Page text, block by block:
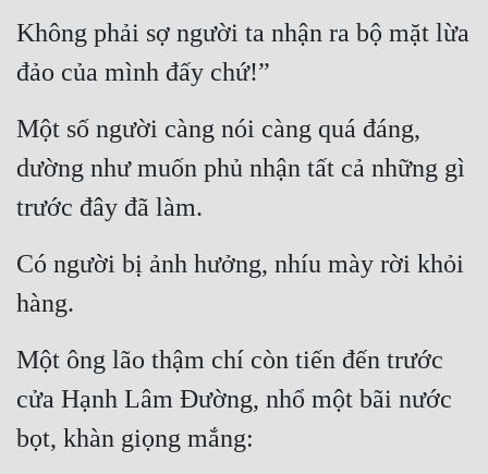
Không phải sợ người ta nhận ra bộ mặt lừa
đảo của mình đấy chứ!”
Một số người càng nói càng quá đáng,
dường như muốn phủ nhận tất cả những gì
trước đây đã làm.
Có người bị ảnh hưởng, nhíu mày rời khỏi
hàng.
Một ông lão thậm chí còn tiến đến trước
cửa Hạnh Lâm Đường, nhổ một bãi nước
bọt, khàn giọng mắng: